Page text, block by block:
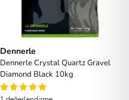
Dennerle
Dennerle Crystal Quartz Gravel
Diamond Black 10kg